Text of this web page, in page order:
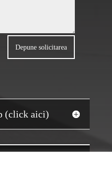
Depune solicitarea
(click aici)